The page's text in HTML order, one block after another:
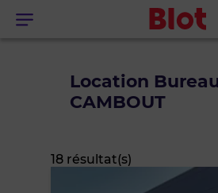
Menu
Location
CAMBOUT
18 résultat(s)